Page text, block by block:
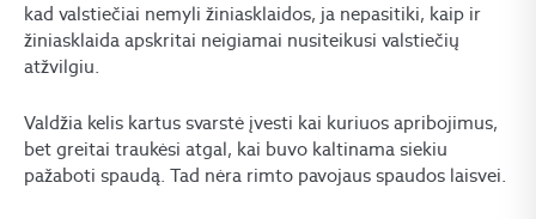
kad valstiečiai nemyli žiniasklaidos, ja nepasitiki, kaip ir
žiniasklaida apskritai neigiamai nusiteikusi valstiečių
atžvilgiu.
Valdžia kelis kartus svarstė įvesti kai kuriuos apribojimus,
bet greitai traukėsi atgal, kai buvo kaltinama siekiu
pažaboti spaudą. Tad nėra rimto pavojaus spaudos laisvei.